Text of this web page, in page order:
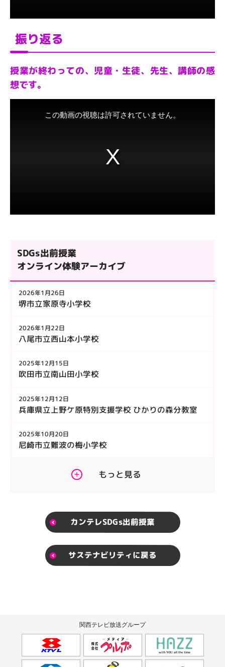
振り返る
授業が終わっての、児童・生徒、先生、講師の感
想です。
堺市立家原寺小学校
2026年1月26日
八尾市立西山本小学校
2026年1月22日
吹田市立南山田小学校
2025年12月15日
兵庫県立上野ケ原特別支援学校 ひかりの森分教室
2025年12月12日
尼崎市立難波の梅小学校
2025年10月20日
もっと見る
カンテレSDGs出前授業
サステナビリティに戻る
関西テレビ放送グループ